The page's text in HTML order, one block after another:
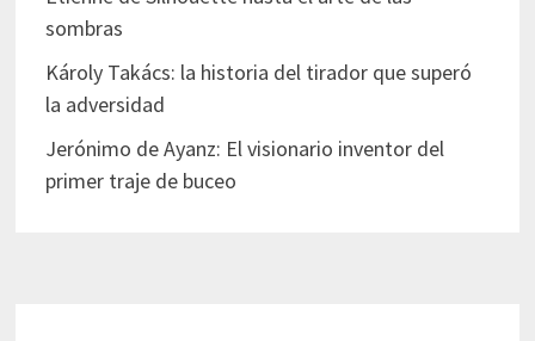
sombras
Károly Takács: la historia del tirador que superó
la adversidad
Jerónimo de Ayanz: El visionario inventor del
primer traje de buceo